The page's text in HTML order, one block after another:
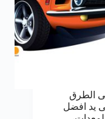
الطرق
يد افضل